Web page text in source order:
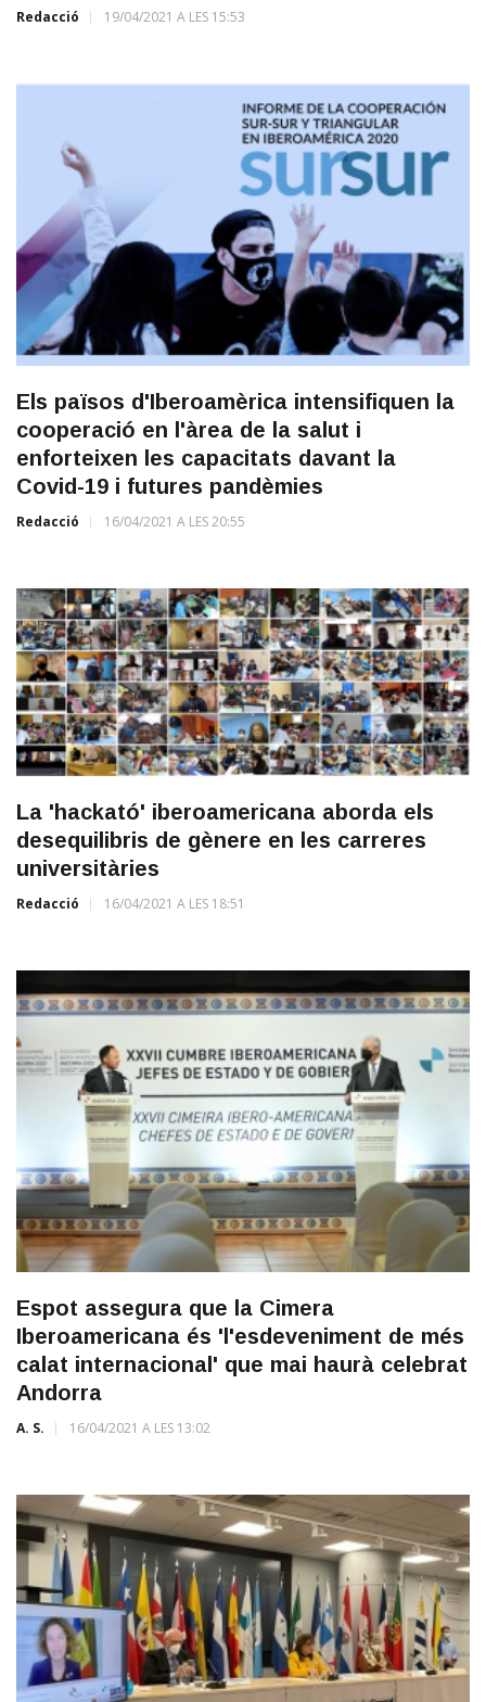
Redacció 19/04/2021 A LES 15:53
Els països d'Iberoamèrica intensifiquen la
cooperació en l'àrea de la salut i
enforteixen les capacitats davant la
Covid-19 i futures pandèmies
Redacció 16/04/2021 A LES 20:55
La 'hackató' iberoamericana aborda els
desequilibris de gènere en les carreres
universitàries
Redacció 16/04/2021 A LES 18:51
Espot assegura que la Cimera
Iberoamericana és 'l'esdeveniment de més
calat internacional' que mai haurà celebrat
Andorra
A. S. 16/04/2021 A LES 13:02